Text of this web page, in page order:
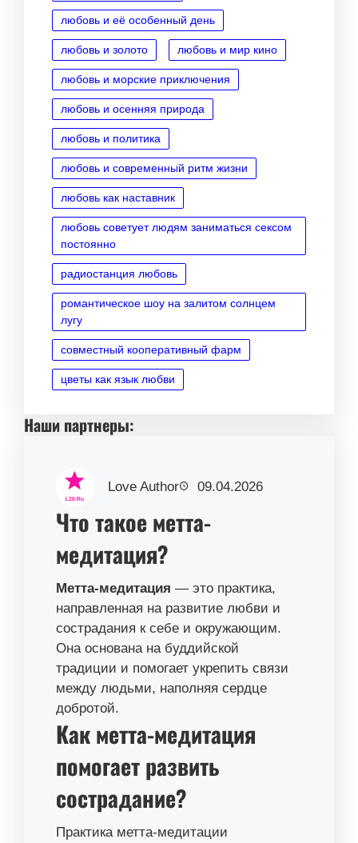
любовь и её особенный день
любовь и золото любовь и мир кино
любовь и морские приключения
любовь и осенняя природа
любовь и политика
любовь и современный ритм жизни
любовь как наставник
любовь советует людям заниматься сексом
постоянно
радиостанция любовь
романтическое шоу на залитом солнцем
лугу
совместный кооперативный фарм
цветы как язык любви
Наши партнеры:
Love Author 09.04.2026
Что такое метта-
медитация?
Метта-медитация — это практика,
направленная на развитие любви и
сострадания к себе и окружающим.
Она основана на буддийской
традиции и помогает укрепить связи
между людьми, наполняя сердце
добротой.
Как метта-медитация
помогает развить
сострадание?
Практика метта-медитации